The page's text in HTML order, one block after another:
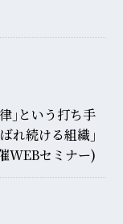
｣という打ち手
れ続ける組織｣
WEBセミナー)